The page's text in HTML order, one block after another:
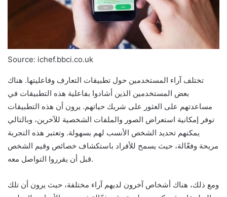
Source: ichef.bbci.co.uk
تختلف آراء المستخدمين حول تطبيقات التعارف وفاعليتها. هناك
بعض المستخدمين الذين أشادوا بفاعلية هذه التطبيقات في
مساعدتهم على العثور على شريك حياتهم. يرون أن هذه التطبيقات
توفر إمكانية استعراض الصور والملفات الشخصية للآخرين، وبالتالي
يمكنهم تحديد الشخص الأنسب لهم بسهولة. وتعتبر هذه التجربة
مريحة وفعّالة، حيث يسمح للأفراد باستكشاف خصائص وقيم الشخص
قبل أن يقرروا التواصل معه.
ومع ذلك، هناك أشخاص آخرون لديهم آراء مختلفة، حيث يرون أن تلك